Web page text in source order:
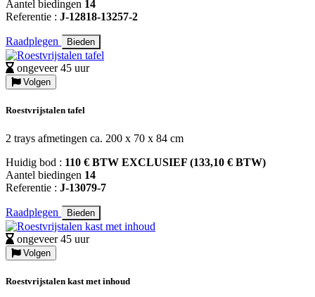
Aantel biedingen 14
Referentie : J-12818-13257-2
Raadplegen Bieden
ongeveer 45 uur
Volgen
Roestvrijstalen tafel
2 trays afmetingen ca. 200 x 70 x 84 cm
Huidig bod : 110 € BTW EXCLUSIEF (133,10 € BTW)
Aantel biedingen 14
Referentie : J-13079-7
Raadplegen Bieden
ongeveer 45 uur
Volgen
Roestvrijstalen kast met inhoud